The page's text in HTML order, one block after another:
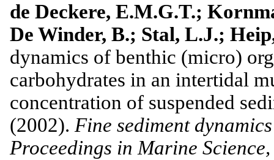
de Deckere, E.M.G.T.;
De Winder, B.; Stal, L.J.;
dynamics of benthic (micro)
carbohydrates in an intertidal
concentration of suspended
(2002). Fine sediment
Proceedings in Marine Science,